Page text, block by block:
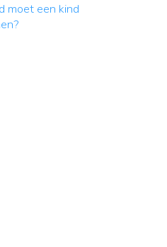
moet een kind